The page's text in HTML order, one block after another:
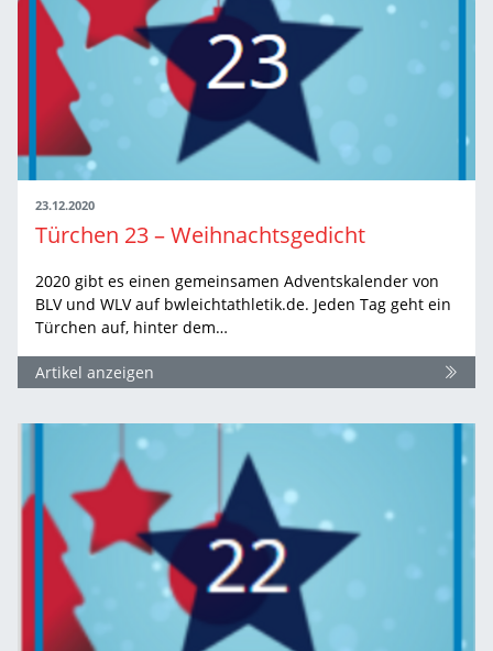
23.12.2020
Türchen 23 – Weihnachtsgedicht
2020 gibt es einen gemeinsamen Adventskalender von
BLV und WLV auf bwleichtathletik.de. Jeden Tag geht ein
Türchen auf, hinter dem…
Artikel anzeigen